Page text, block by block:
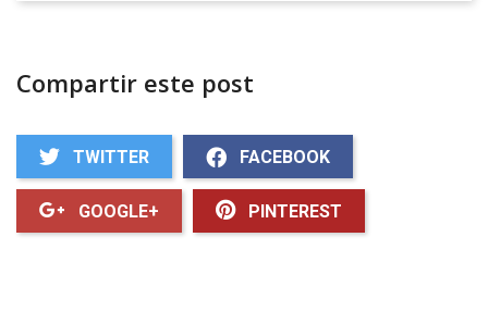
Compartir este post
TWITTER FACEBOOK
GOOGLE+ PINTEREST